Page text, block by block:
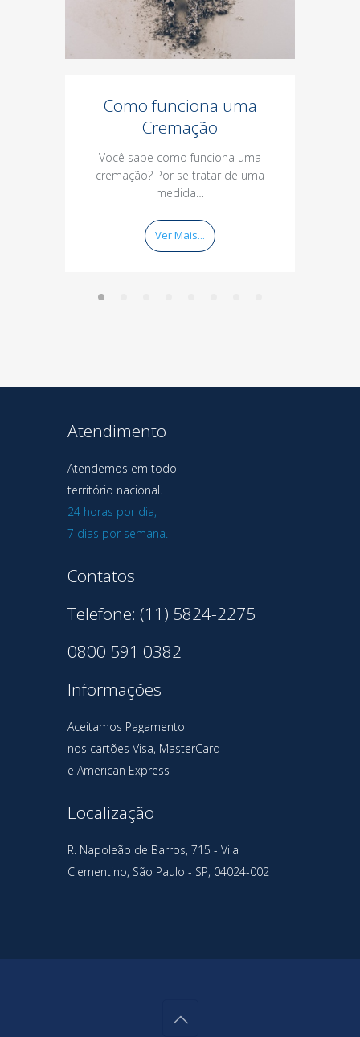
Como funciona uma
Cremação
Você sabe como funciona uma
cremação? Por se tratar de uma
medida…
Ver Mais...
Atendimento
Atendemos em todo
território nacional.
24 horas por dia,
7 dias por semana.
Contatos
Telefone: (11) 5824-2275
0800 591 0382
Informações
Aceitamos Pagamento
nos cartões Visa, MasterCard
e American Express
Localização
R. Napoleão de Barros, 715 - Vila
Clementino, São Paulo - SP, 04024-002